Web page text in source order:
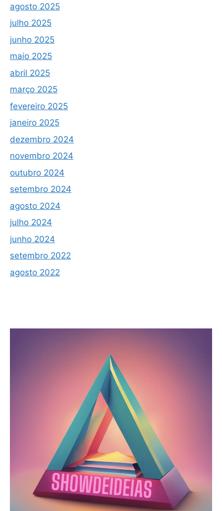
agosto 2025
julho 2025
junho 2025
maio 2025
abril 2025
março 2025
fevereiro 2025
janeiro 2025
dezembro 2024
novembro 2024
outubro 2024
setembro 2024
agosto 2024
julho 2024
junho 2024
setembro 2022
agosto 2022